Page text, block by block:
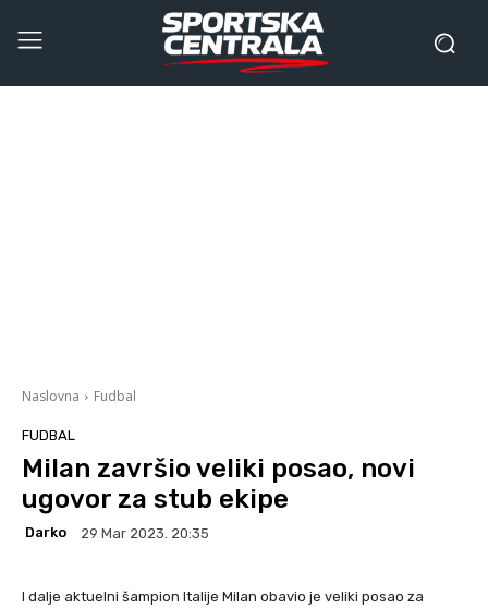
Naslovna Fudbal
FUDBAL
Milan završio veliki posao, novi
ugovor za stub ekipe
Darko 29 Mar 2023. 20:35
I dalje aktuelni šampion Italije Milan obavio je veliki posao za